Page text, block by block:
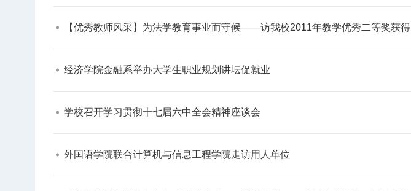
【优秀教师风采】为法学教育事业而守候——访我校2011年教学优秀二等奖获得者董彪​
经济学院金融系举办大学生职业规划讲坛促就业​
学校召开学习贯彻十七届六中全会精神座谈会​
外国语学院联合计算机与信息工程学院走访用人单位​